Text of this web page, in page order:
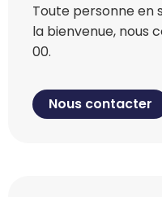
Toute personne en
la bienvenue, nous
00.
Nous contacter